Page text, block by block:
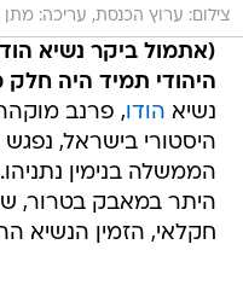
צילום: ערוץ הכנסת, עריכה:
(אתמול ביקר נשיא
היהודי תמיד היה
נשיא הודו, פרנב
היסטורי בישראל,
הממשלה בנימין
היתר במאבק בטרור,
חקלאי, הזמין הנשיא